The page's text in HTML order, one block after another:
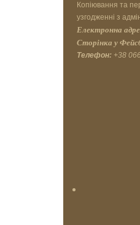
Копіювання та
узгодженні з
Електронна
Сторінка у
Телефон: +38